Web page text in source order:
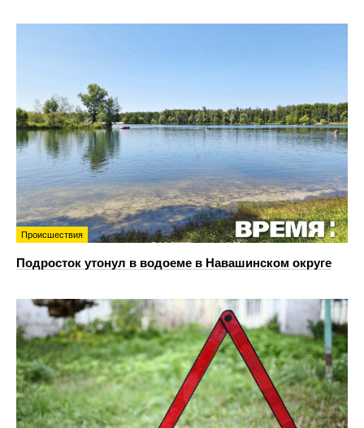
Происшествия
Подросток утонул в водоеме в Навашинском округе